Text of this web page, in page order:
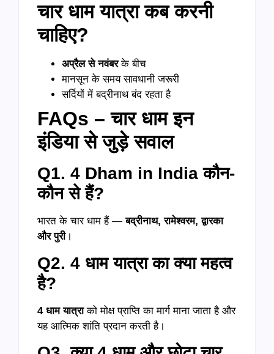
चार धाम यात्रा कब करनी
चाहिए?
अप्रैल से नवंबरके बीच
मानसून के समय सावधानी जरूरी
सर्दियों में बद्रीनाथ बंद रहता है
FAQs – चार धाम इन
इंडिया से जुड़े सवाल
Q1. 4 Dham in India कौन-
कौन से हैं?
भारत के चार धाम हैं —बद्रीनाथ, रामेश्वरम, द्वारका
और पुरी।
Q2. 4 धाम यात्रा का क्या महत्व
है?
4 धाम यात्राको मोक्ष प्राप्ति का मार्ग माना जाता है और
यह आत्मिक शांति प्रदान करती है।